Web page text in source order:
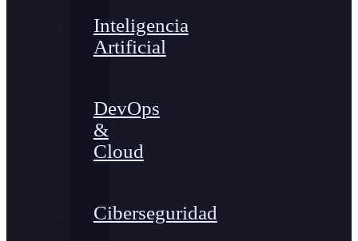
Inteligencia
Artificial
DevOps
&
Cloud
Ciberseguridad